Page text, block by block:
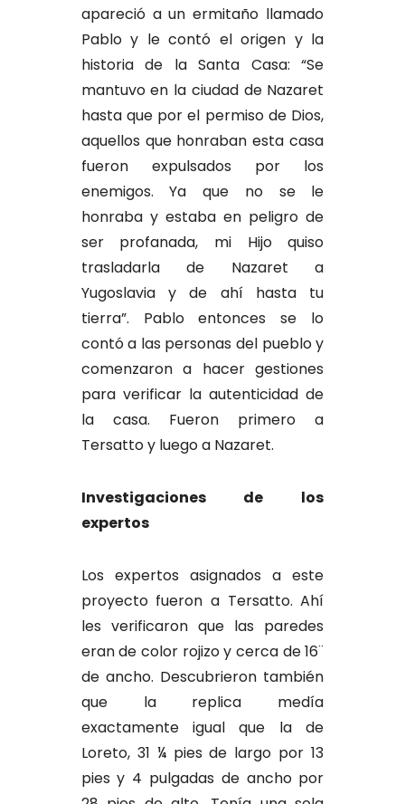
apareció a un ermitaño llamado
Pablo y le contó el origen y la
historia de la Santa Casa: “Se
mantuvo en la ciudad de Nazaret
hasta que por el permiso de Dios,
aquellos que honraban esta casa
fueron expulsados por los
enemigos. Ya que no se le
honraba y estaba en peligro de
ser profanada, mi Hijo quiso
trasladarla de Nazaret a
Yugoslavia y de ahí hasta tu
tierra”. Pablo entonces se lo
contó a las personas del pueblo y
comenzaron a hacer gestiones
para verificar la autenticidad de
la casa. Fueron primero a
Tersatto y luego a Nazaret.
Investigaciones de los
expertos
Los expertos asignados a este
proyecto fueron a Tersatto. Ahí
les verificaron que las paredes
eran de color rojizo y cerca de 16¨
de ancho. Descubrieron también
que la replica medía
exactamente igual que la de
Loreto, 31 ¼ pies de largo por 13
pies y 4 pulgadas de ancho por